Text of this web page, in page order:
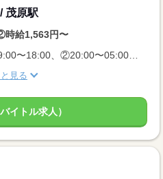
茂原駅
給1,563円〜
[派遣]①08:00〜17:00、09:00〜18:00、②20:00〜05:00、21:00〜06:00
見る
イトル求人）